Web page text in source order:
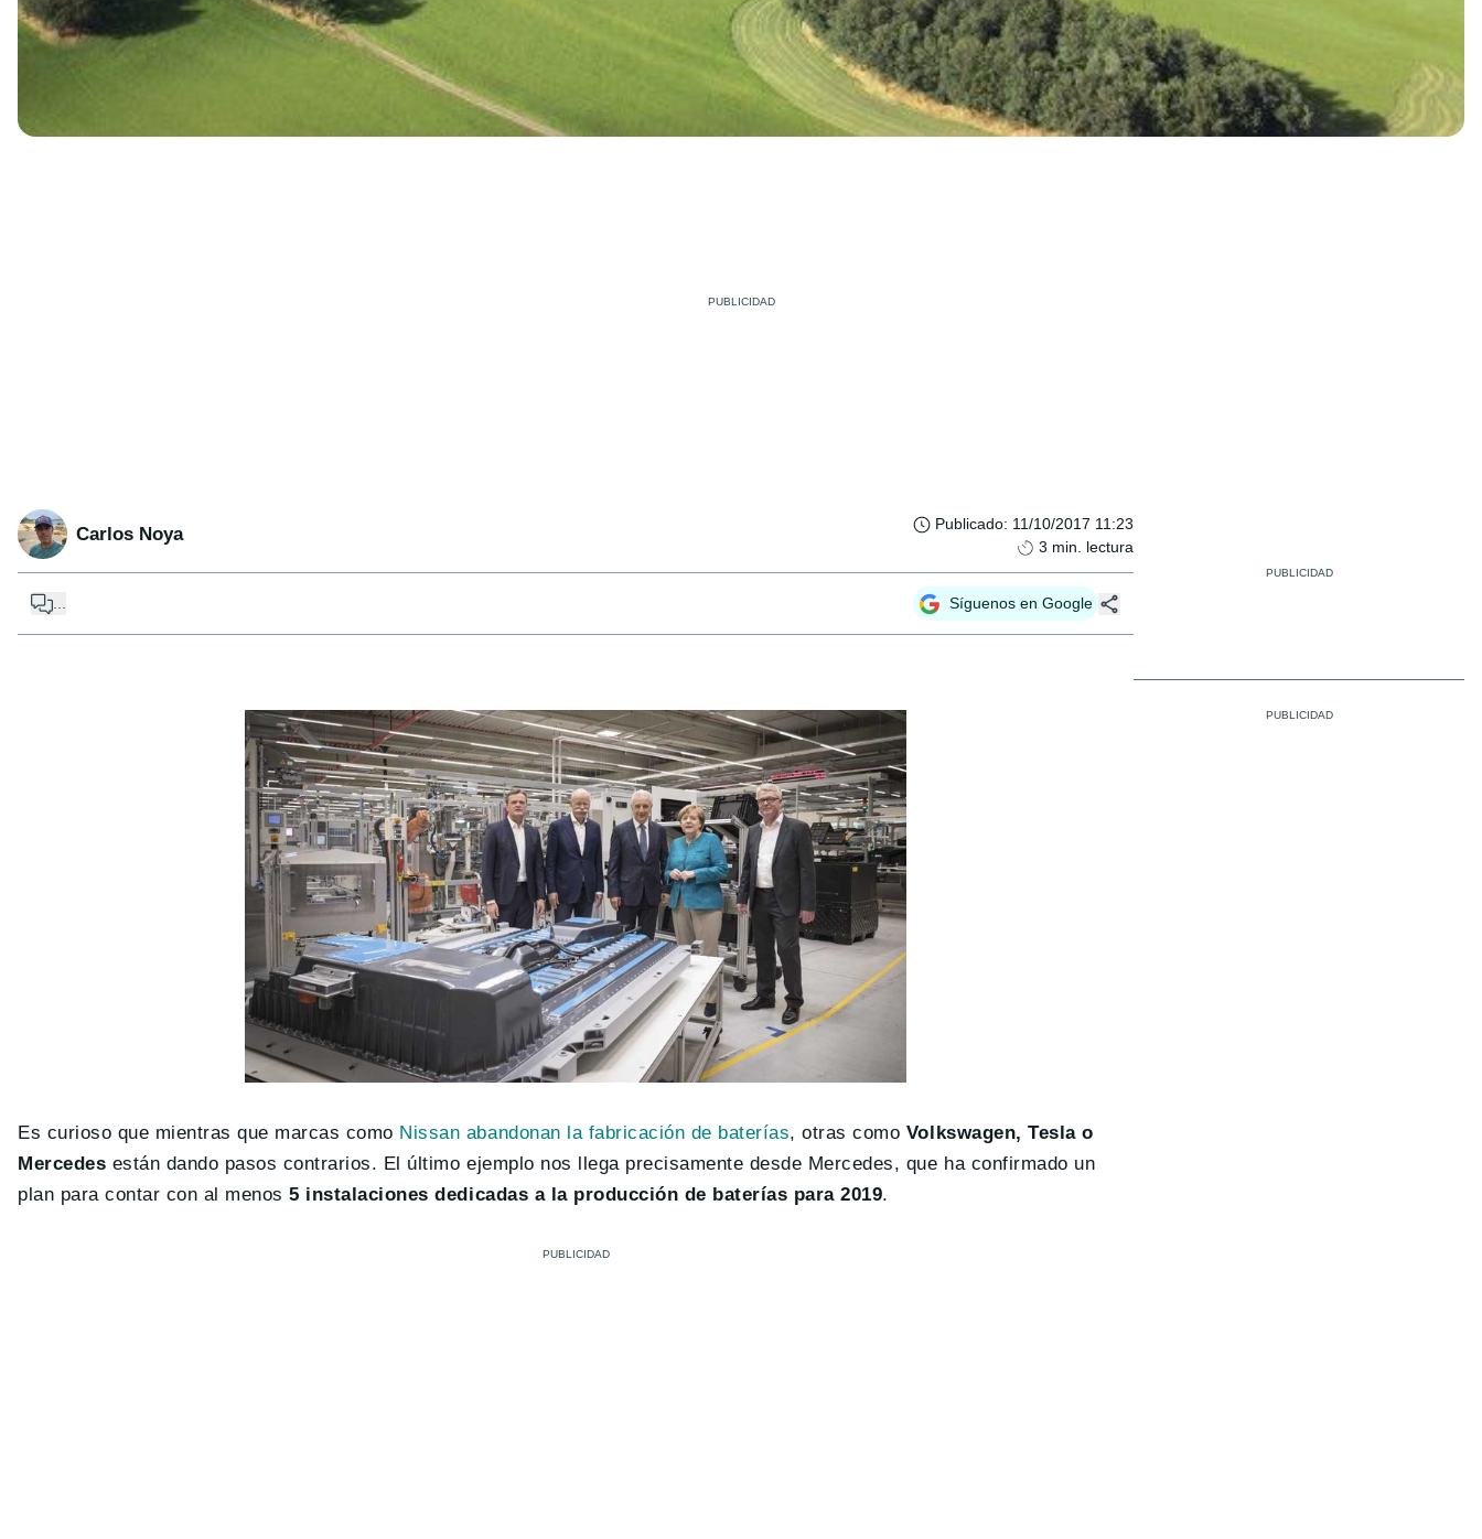
Carlos Noya Publicado: 11/10/2017 11:23
3 min. lectura
... Síguenos en Google
Es curioso que mientras que marcas como Nissan abandonan la fabricación de baterías, otras como Volkswagen, Tesla o
Mercedes están dando pasos contrarios. El último ejemplo nos llega precisamente desde Mercedes, que ha confirmado un
plan para contar con al menos 5 instalaciones dedicadas a la producción de baterías para 2019.